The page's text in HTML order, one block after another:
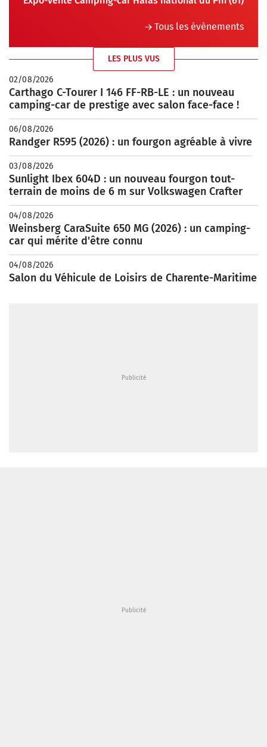
Tous les évènements
LES PLUS VUS
02/08/2026
Carthago C-Tourer I 146 FF-RB-LE : un nouveau
camping-car de prestige avec salon face-face !
06/08/2026
Randger R595 (2026) : un fourgon agréable à vivre
03/08/2026
Sunlight Ibex 604D : un nouveau fourgon tout-
terrain de moins de 6 m sur Volkswagen Crafter
04/08/2026
Weinsberg CaraSuite 650 MG (2026) : un camping-
car qui mérite d'être connu
04/08/2026
Salon du Véhicule de Loisirs de Charente-Maritime